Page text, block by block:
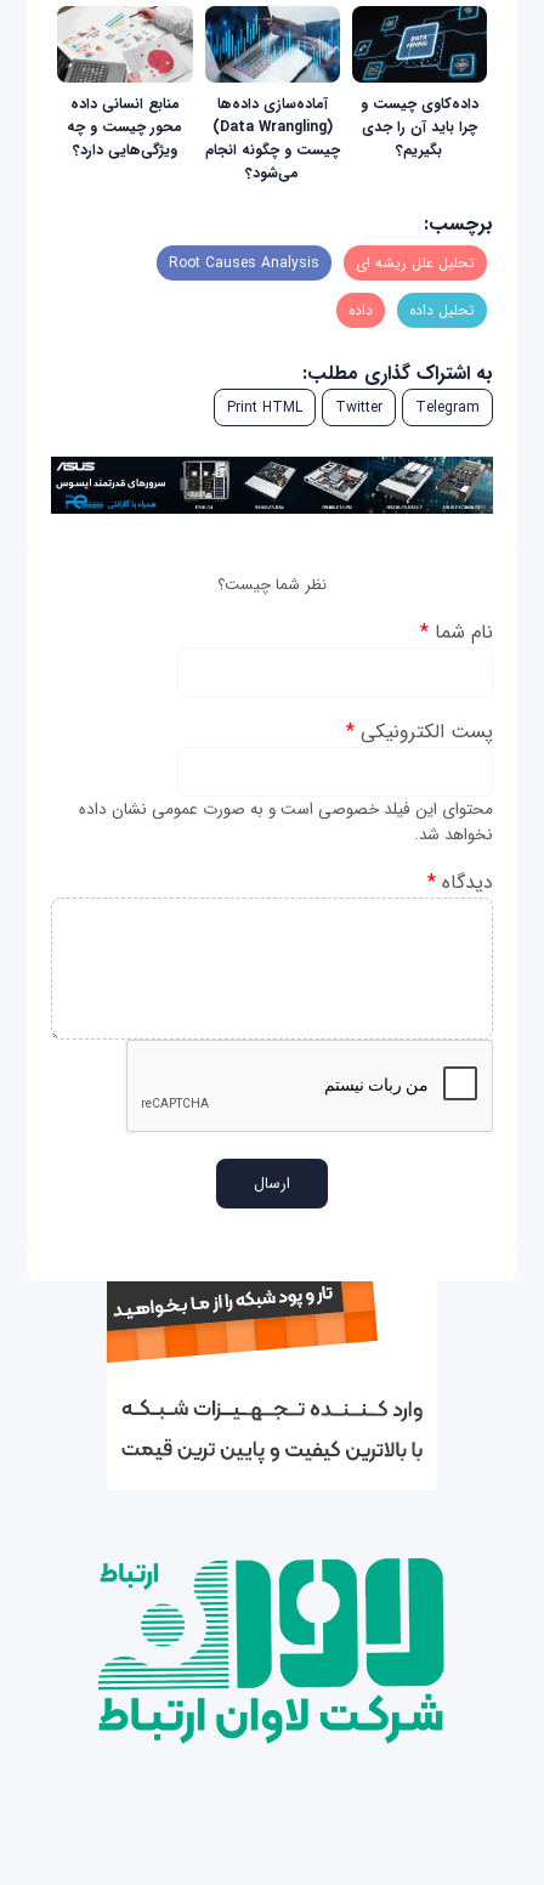
داده‌کاوی چیست و
چرا باید آن را جدی
بگیریم؟
آماده‌سازی داده‌ها
(Data Wrangling)
چیست و چگونه انجام
می‌شود؟
منابع انسانی داده
محور چیست و چه
ویژگی‌هایی دارد؟
برچسب:
تحلیل علل ریشه ‌ای Root Causes Analysis
تحلیل داده داده
به اشتراک گذاری مطلب:
Telegram
Twitter
Print HTML
نظر شما چیست؟
نام شما*
پست الکترونیکی*
محتوای این فیلد خصوصی است و به صورت عمومی نشان داده
نخواهد شد.
دیدگاه*